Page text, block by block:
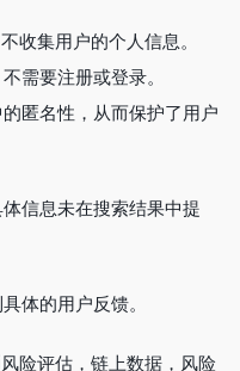
收集用户的个人信息。
需要注册或登录。
匿名性，从而保护了用户
信息未在搜索结果中提
体的用户反馈。
险评估，链上数据，风险